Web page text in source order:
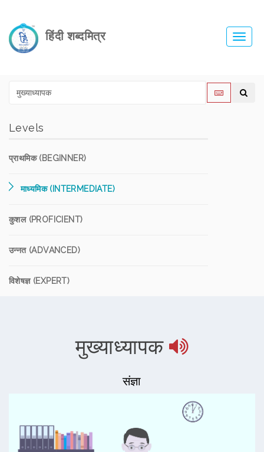
हिंदी शब्दमित्र
Levels
प्राथमिक (BEGINNER)
माध्यमिक (INTERMEDIATE)
कुशल (PROFICIENT)
उन्नत (ADVANCED)
विशेषज्ञ (EXPERT)
मुख्याध्यापक
संज्ञा